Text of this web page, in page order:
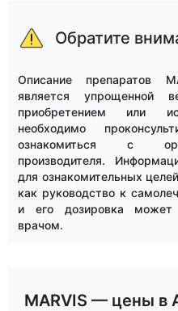
15
Обратите
Описание препаратов
является упрощенной
приобретением или
необходимо
ознакомиться с
производителя.
для ознакомительных
как руководство к
и его дозировка может
врачом.
MARVIS — цены в